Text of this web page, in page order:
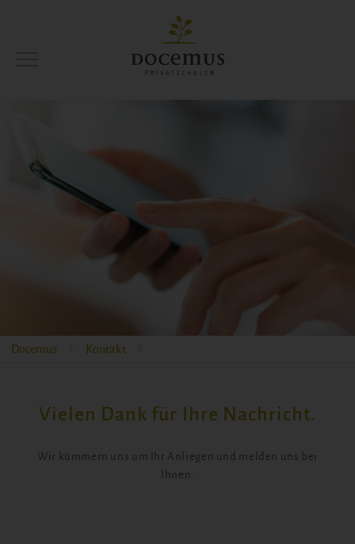
Docemus Kontakt
Vielen Dank für Ihre Nachricht.
Wir kümmern uns um Ihr Anliegen und melden uns bei
Ihnen.